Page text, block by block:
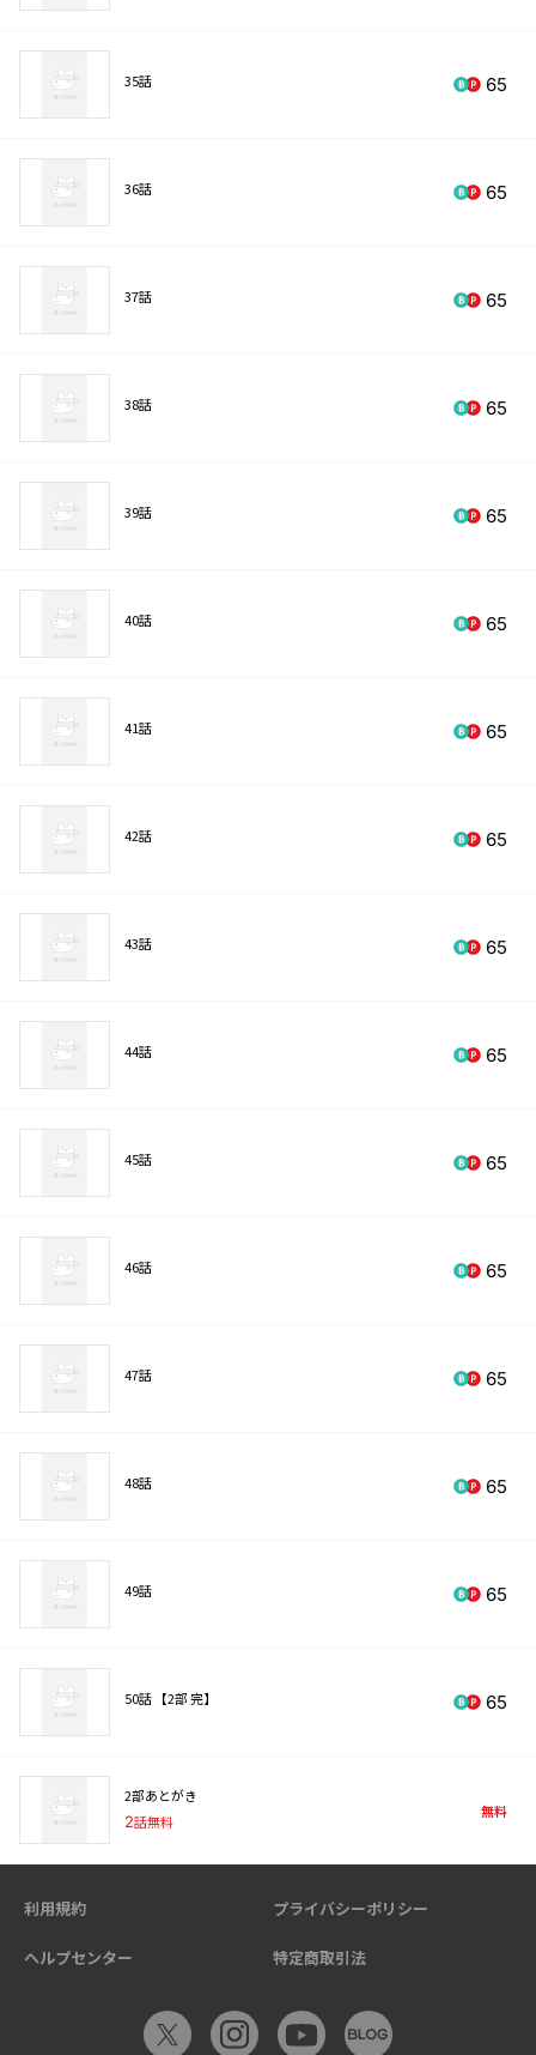
35話 65
36話 65
37話 65
38話 65
39話 65
40話 65
41話 65
42話 65
43話 65
44話 65
45話 65
46話 65
47話 65
48話 65
49話 65
50話 【2部 完】 65
2部あとがき
2話無料
無料
利用規約 プライバシーポリシー
ヘルプセンター 特定商取引法